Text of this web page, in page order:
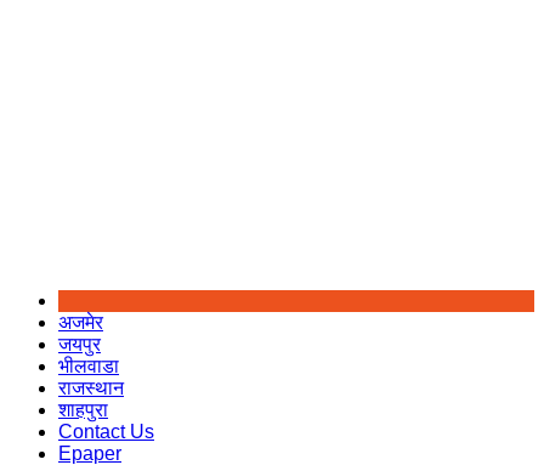
अजमेर
जयपुर
भीलवाडा
राजस्थान
शाहपुरा
Contact Us
Epaper